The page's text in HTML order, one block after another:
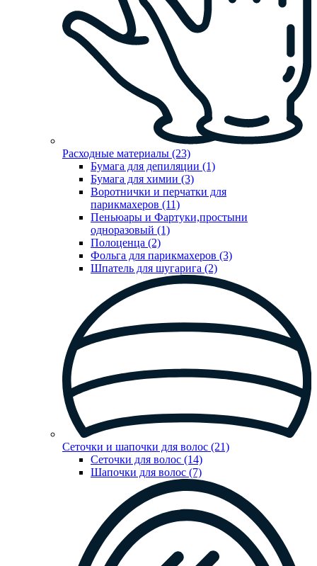
Расходные материалы (23)
Бумага для депиляции (1)
Бумага для химии (3)
Воротнички и перчатки для
парикмахеров (11)
Пеньюары и Фартуки,простыни
одноразовый (1)
Полоценца (2)
Фольга для парикмахеров (3)
Шпатель для шугарига (2)
Сеточки и шапочки для волос (21)
Сеточки для волос (14)
Шапочки для волос (7)